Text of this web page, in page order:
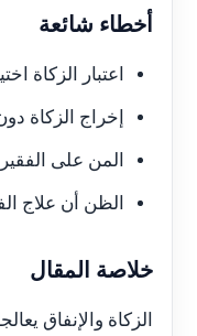
أخطاء شائعة
اعتبار الزكاة
إخراج الزكاة
المن على
الظن أن علاج
خلاصة المقال
الزكاة والإنفاق